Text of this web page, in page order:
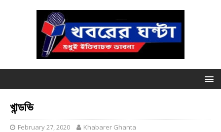
খান্ডভি
February 27, 2020 Khabarer Ghanta